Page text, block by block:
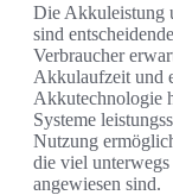
Die Akkuleistung
sind
Verbraucher
Akkulaufzeit und
Akkutechnologie
Systeme
Nutzung
die viel
angewiesen sind.